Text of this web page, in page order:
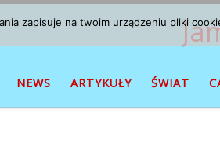
NEWS ARTYKUŁY ŚWIAT
zapisuje na twoim urządzeniu pliki